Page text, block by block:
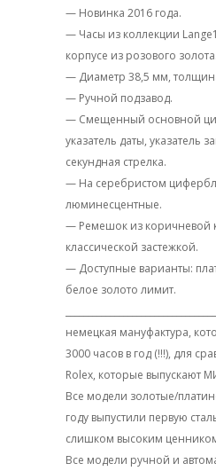
— Новинка 2016 года.
— Часы из коллекции
корпусе из розового золота.
— Диаметр 38,5 мм,
— Ручной подзавод.
— Смещенный основной
указатель даты, указатель
секундная стрелка.
— На серебристом
люминесцентные.
— Ремешок из коричневой
классической застежкой.
— Доступные варианты:
белое золото лимит.
немецкая мануфактура,
3000 часов в год (!!!), для
Rolex, которые выпускают
Все модели золотые/
году выпустили первую
слишком высоким
Все модели ручной и